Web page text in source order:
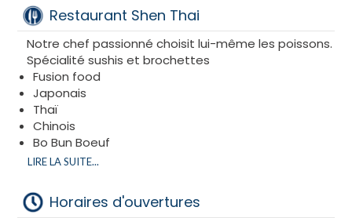
Restaurant Shen Thai
Notre chef passionné choisit lui-même les poissons.
Spécialité sushis et brochettes
Fusion food
Japonais
Thaï
Chinois
Bo Bun Boeuf
Salade de beignet poulet
Poulet de coco
LIRE LA SUITE...
Horaires d'ouvertures